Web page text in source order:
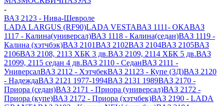
-
ВАЗ 2123 - Нива-Шевроле
LADA LARGUS (RF90)LADA VESTAВАЗ 1111- ОКАВАЗ
1117 - Калина(универсал)ВАЗ 1118 - Калина(седан)ВАЗ 1119 -
Калина (хэтчбэк)ВАЗ 2101ВАЗ 2102ВАЗ 2104ВАЗ 2105ВАЗ
2106ВАЗ 2108, 2113 ХБК 3 дв.ВАЗ 2109, 2114 ХБК 5 дв.ВАЗ
21099, 2115 седан 4 дв.ВАЗ 2110 - СеданВАЗ 2111 -
УниверсалВАЗ 2112 - ХэтчбекВАЗ 21123 - Купе (3Д)ВАЗ 2120
- НадеждаВАЗ 2121 1977-1994ВАЗ 2131 1989ВАЗ 2170 -
Приора (седан)ВАЗ 2171 - Приора (универсал)ВАЗ 2172 -
Приора (купе)ВАЗ 2172 - Приора (хэтчбек)ВАЗ 2190 - LADA